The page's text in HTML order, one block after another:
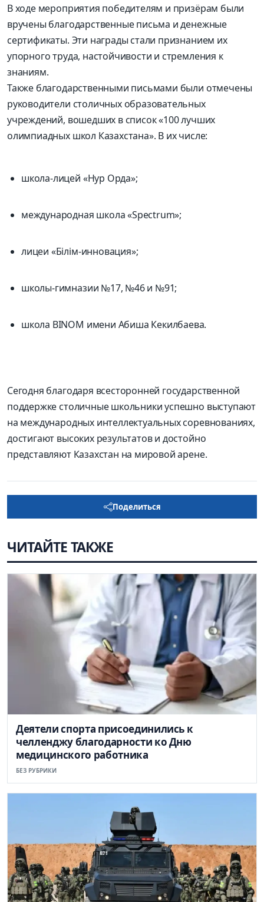
В ходе мероприятия победителям и призёрам были
вручены благодарственные письма и денежные
сертификаты. Эти награды стали признанием их
упорного труда, настойчивости и стремления к
знаниям.
Также благодарственными письмами были отмечены
руководители столичных образовательных
учреждений, вошедших в список «100 лучших
олимпиадных школ Казахстана». В их числе:
школа-лицей «Нур Орда»;
международная школа «Spectrum»;
лицеи «Білім-инновация»;
школы-гимназии №17, №46 и №91;
школа BINOM имени Абиша Кекилбаева.
Сегодня благодаря всесторонней государственной
поддержке столичные школьники успешно выступают
на международных интеллектуальных соревнованиях,
достигают высоких результатов и достойно
представляют Казахстан на мировой арене.
Поделиться
ЧИТАЙТЕ ТАКЖЕ
Деятели спорта присоединились к
челленджу благодарности ко Дню
медицинского работника
БЕЗ РУБРИКИ